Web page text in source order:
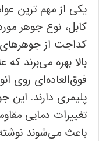
یکی از مهم ‌ترین
کابل، نوع جوهر
کداجت از
بالا بهره می‌برند که
پلیمری دارند. این
تغییرات دمایی
باعث می‌شوند